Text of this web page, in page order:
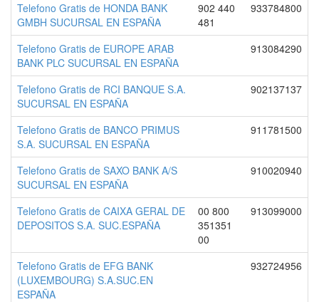
Telefono Gratis de HONDA BANK
GMBH SUCURSAL EN ESPAÑA
902 440
481
933784800
Telefono Gratis de EUROPE ARAB
BANK PLC SUCURSAL EN ESPAÑA
913084290
Telefono Gratis de RCI BANQUE S.A.
SUCURSAL EN ESPAÑA
902137137
Telefono Gratis de BANCO PRIMUS
S.A. SUCURSAL EN ESPAÑA
911781500
Telefono Gratis de SAXO BANK A/S
SUCURSAL EN ESPAÑA
910020940
Telefono Gratis de CAIXA GERAL DE
DEPOSITOS S.A. SUC.ESPAÑA
00 800
351351
00
913099000
Telefono Gratis de EFG BANK
(LUXEMBOURG) S.A.SUC.EN
ESPAÑA
932724956